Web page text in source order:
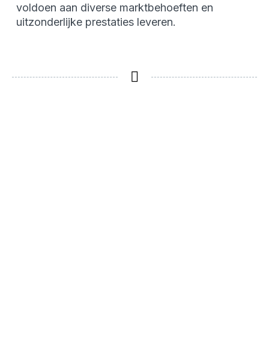
voldoen aan diverse marktbehoeften en
uitzonderlijke prestaties leveren.